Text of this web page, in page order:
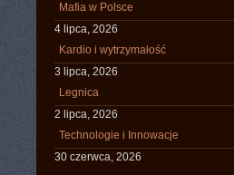
Mafia w Polsce
4 lipca, 2026
Kardio i wytrzymałość
3 lipca, 2026
Legnica
2 lipca, 2026
Technologie i Innowacje
30 czerwca, 2026